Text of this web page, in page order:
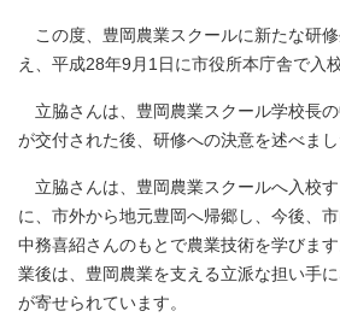
この度、豊岡農業スクールに新たな研
え、平成28年9月1日に市役所本庁舎で入
立脇さんは、豊岡農業スクール学校長
が交付された後、研修への決意を述べまし
立脇さんは、豊岡農業スクールへ入校す
に、市外から地元豊岡へ帰郷し、今後、
中務喜紹さんのもとで農業技術を学びま
業後は、豊岡農業を支える立派な担い手
が寄せられています。